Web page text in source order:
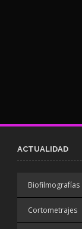
ACTUALIDAD
Biofilmografías
Cortometrajes